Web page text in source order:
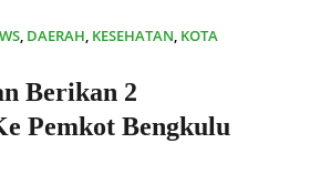
, DAERAH, KESEHATAN, KOTA
Berikan 2
Pemkot Bengkulu